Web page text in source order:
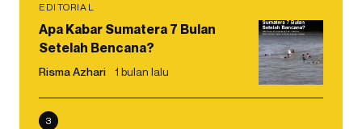
EDITORIAL
Apa Kabar Sumatera 7 Bulan
Setelah Bencana?
Risma Azhari 1 bulan lalu
3